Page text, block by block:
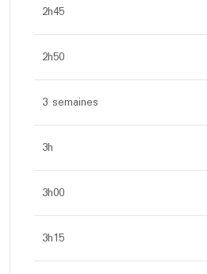
2h45
2h50
3 semaines
3h
3h00
3h15